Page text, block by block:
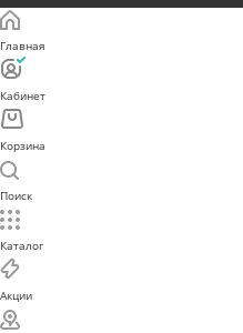
Главная
Кабинет
Корзина
Поиск
Каталог
Акции